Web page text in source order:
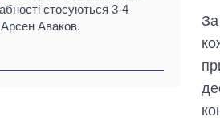
стосуються 3-4
Арсен Аваков.